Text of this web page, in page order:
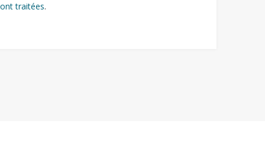
traitées.